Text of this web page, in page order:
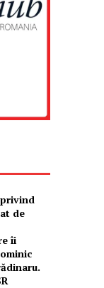
de
îi